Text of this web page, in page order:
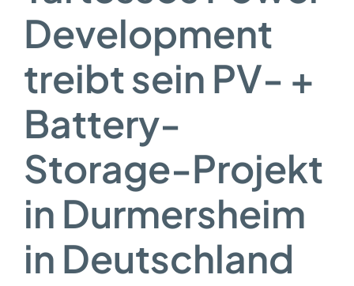
Development
treibt sein PV- +
Battery-
Storage-Projekt
in Durmersheim
in Deutschland